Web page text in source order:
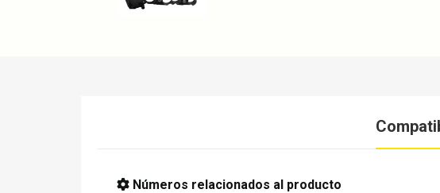
Números relacionados al producto